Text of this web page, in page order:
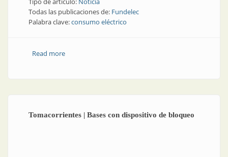
Todas las publicaciones de: Fundelec
Palabra clave:consumo eléctrico
Read moreabout Noticia | Once meses consecutivos de caída en
Tomacorrientes | Bases con dispositivo de bloqueo